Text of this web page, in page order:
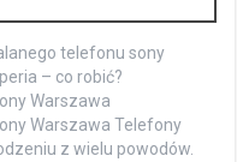
telefonu sony
– co robić?
Warszawa
Warszawa Telefony
z wielu powodów.